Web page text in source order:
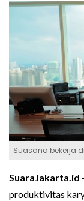
Suasana bekerja
SuaraJakarta.id -
produktivitas